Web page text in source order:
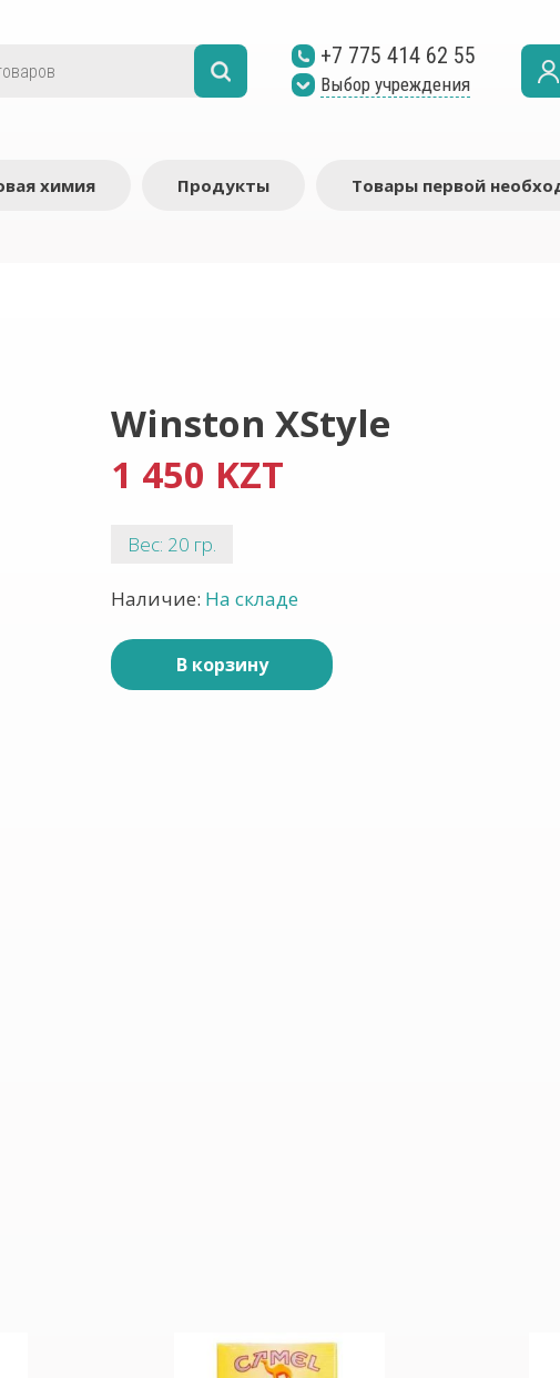
+7 775 414 62 55
Выбор учреждения
химия Продукты Товары первой
Winston XStyle
1 450 KZT
Вес: 20 гр.
Наличие: На складе
В корзину